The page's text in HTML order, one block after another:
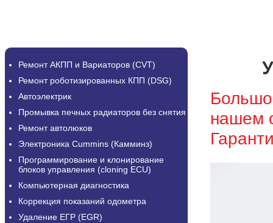
Ремонт АКПП и Вариаторов (CVT)
Ремонт роботизированных КПП (DSG)
Автоэлектрик
Промывка печных радиаторов без снятия
Ремонт автолюков
Электроника Cummins (Камминз)
Программирование и клонирование
блоков управления (cloning ECU)
Компьютерная диагностика
Коррекция показаний одометра
Удаление ЕГР (EGR)
нашем